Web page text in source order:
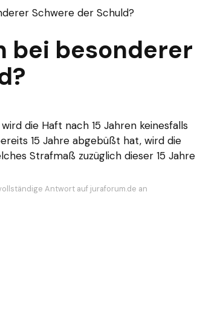
Schwere der Schuld?
bei besonderer
die Haft nach 15 Jahren keinesfalls
15 Jahre abgebüßt hat, wird die
Strafmaß zuzüglich dieser 15
Antwort auf juraforum.de an